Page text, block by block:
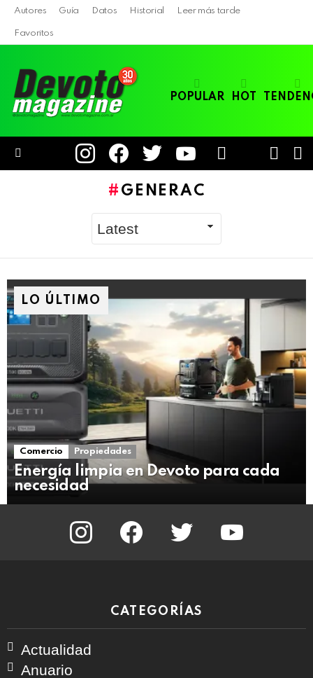
Autores Guía Datos Historial Leer más tarde
Favoritos
POPULAR HOT
instagramfacebooktwitter youtube
SKIN
GENERAC
LO ÚLTIMO
Comercio Propiedades
Energía limpia en Devoto para cada
necesidad
instagram facebook twitter youtube
CATEGORÍAS
Actualidad
Anuario